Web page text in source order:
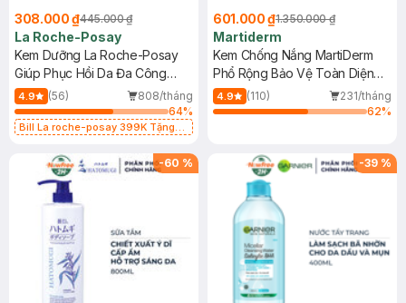
308.000 ₫445.000 ₫
La Roche-Posay
Kem Dưỡng La Roche-Posay
Giúp Phục Hồi Da Đa Công
Dụng 40ml
4.9 (56)
808/tháng
64%
Bill La roche-posay 399K Tặng
(SL có hạn)
601.000 ₫1.350.000 ₫
Martiderm
Kem Chống Nắng MartiDerm
Phổ Rộng Bảo Vệ Toàn Diện
40ml
4.9 (110)
231/tháng
62%
-60 % -39 %